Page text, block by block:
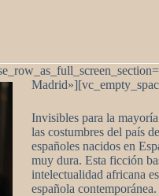
Invisibles para la
las costumbres del país
españoles nacidos en
muy dura. Esta ficción
intelectualidad africana
española contemporánea.